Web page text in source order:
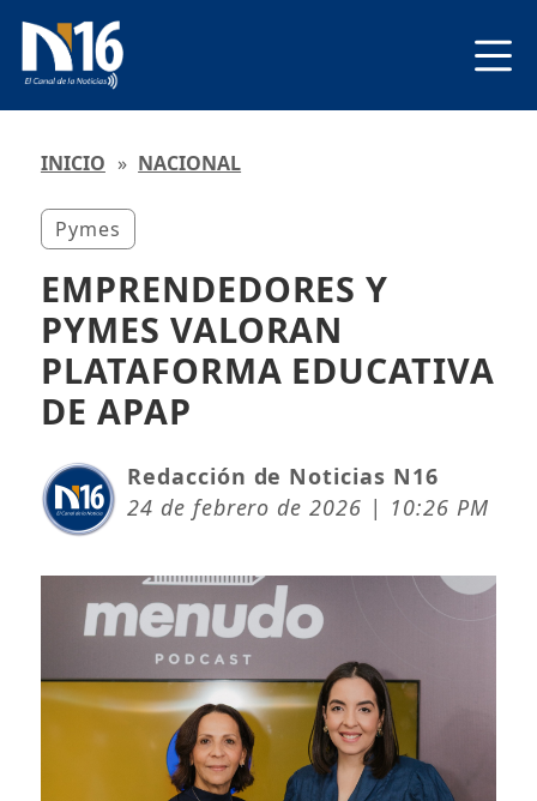
INICIO » NACIONAL
Pymes
EMPRENDEDORES Y
PYMES VALORAN
PLATAFORMA EDUCATIVA
DE APAP
Redacción de Noticias N16
24 de febrero de 2026 | 10:26 PM